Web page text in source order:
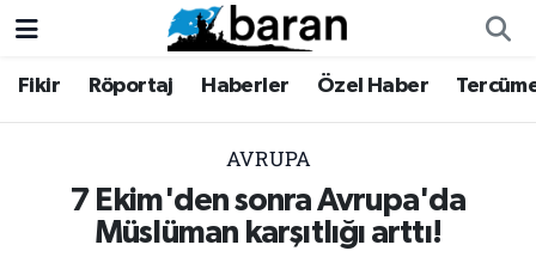
Fikir Röportaj Haberler Özel Haber
AVRUPA
7 Ekim'den sonra Avrupa'da
Müslüman karşıtlığı arttı!
Fikir
Haberler
Fikir
Haberler
Nöbetçi Eczaneler
Trafik Durumu